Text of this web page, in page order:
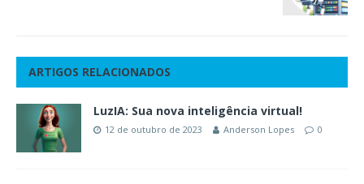
ARTIGOS RELACIONADOS
LuzIA: Sua nova inteligência virtual!
12 de outubro de 2023 Anderson Lopes 0